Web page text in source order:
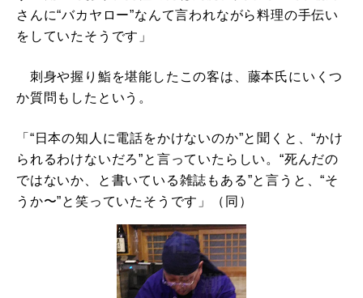
さんに“バカヤロー”なんて言われながら料理の手伝い
をしていたそうです」
刺身や握り鮨を堪能したこの客は、藤本氏にいくつ
か質問もしたという。
「“日本の知人に電話をかけないのか”と聞くと、“かけ
られるわけないだろ”と言っていたらしい。“死んだの
ではないか、と書いている雑誌もある”と言うと、“そ
うか〜”と笑っていたそうです」（同）